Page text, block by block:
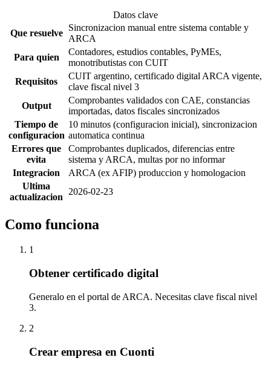
Datos clave
Que resuelve
Sincronizacion manual entre sistema contable y
ARCA
Para quien
Contadores, estudios contables, PyMEs,
monotributistas con CUIT
Requisitos
CUIT argentino, certificado digital ARCA vigente,
clave fiscal nivel 3
Output
Comprobantes validados con CAE, constancias
importadas, datos fiscales sincronizados
Tiempo de
configuracion
10 minutos (configuracion inicial), sincronizacion
automatica continua
Errores que
evita
Comprobantes duplicados, diferencias entre
sistema y ARCA, multas por no informar
Integracion
ARCA (ex AFIP) produccion y homologacion
Ultima
actualizacion
2026-02-23
Como funciona
1
Obtener certificado digital
Generalo en el portal de ARCA. Necesitas clave fiscal nivel
3.
2
Crear empresa en Cuonti